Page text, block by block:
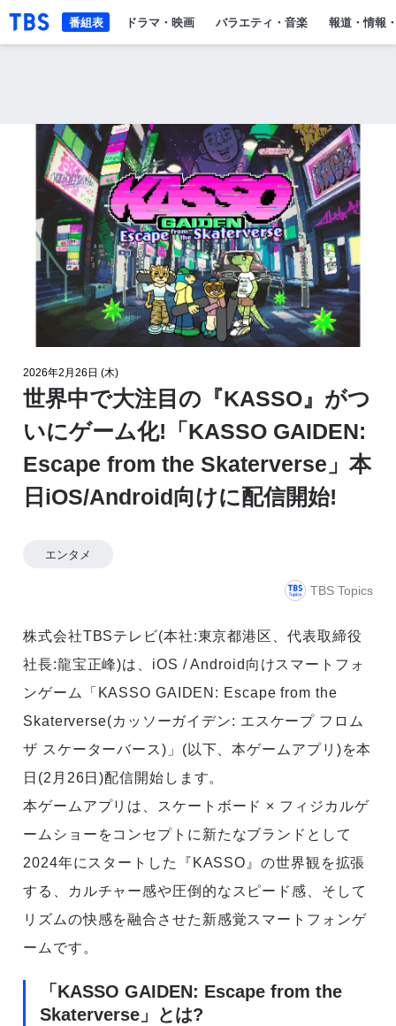
「TBSテレビ」トップページ
ドラマ・映画 バラエティ・音楽 報道・情報
番組表
2026年2月26日 (木)
世界中で大注目の『KASSO』がつ
いにゲーム化!「KASSO GAIDEN:
Escape from the Skaterverse」本
日iOS/Android向けに配信開始!
エンタメ
TBS Topics
株式会社TBSテレビ(本社:東京都港区、代表取締役
社長:龍宝正峰)は、iOS / Android向けスマートフォ
ンゲーム「KASSO GAIDEN: Escape from the
Skaterverse(カッソーガイデン: エスケープ フロム
ザ スケーターバース)」(以下、本ゲームアプリ)を本
日(2月26日)配信開始します。
本ゲームアプリは、スケートボード × フィジカルゲ
ームショーをコンセプトに新たなブランドとして
2024年にスタートした『KASSO』の世界観を拡張
する、カルチャー感や圧倒的なスピード感、そして
リズムの快感を融合させた新感覚スマートフォンゲ
ームです。
「KASSO GAIDEN: Escape from the
Skaterverse」とは?